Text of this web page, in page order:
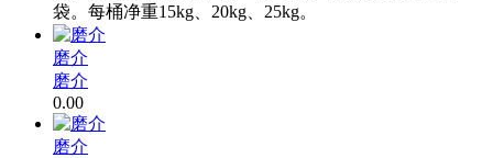
袋。每桶净重15kg、20kg、25kg。
磨介
磨介
0.00
磨介